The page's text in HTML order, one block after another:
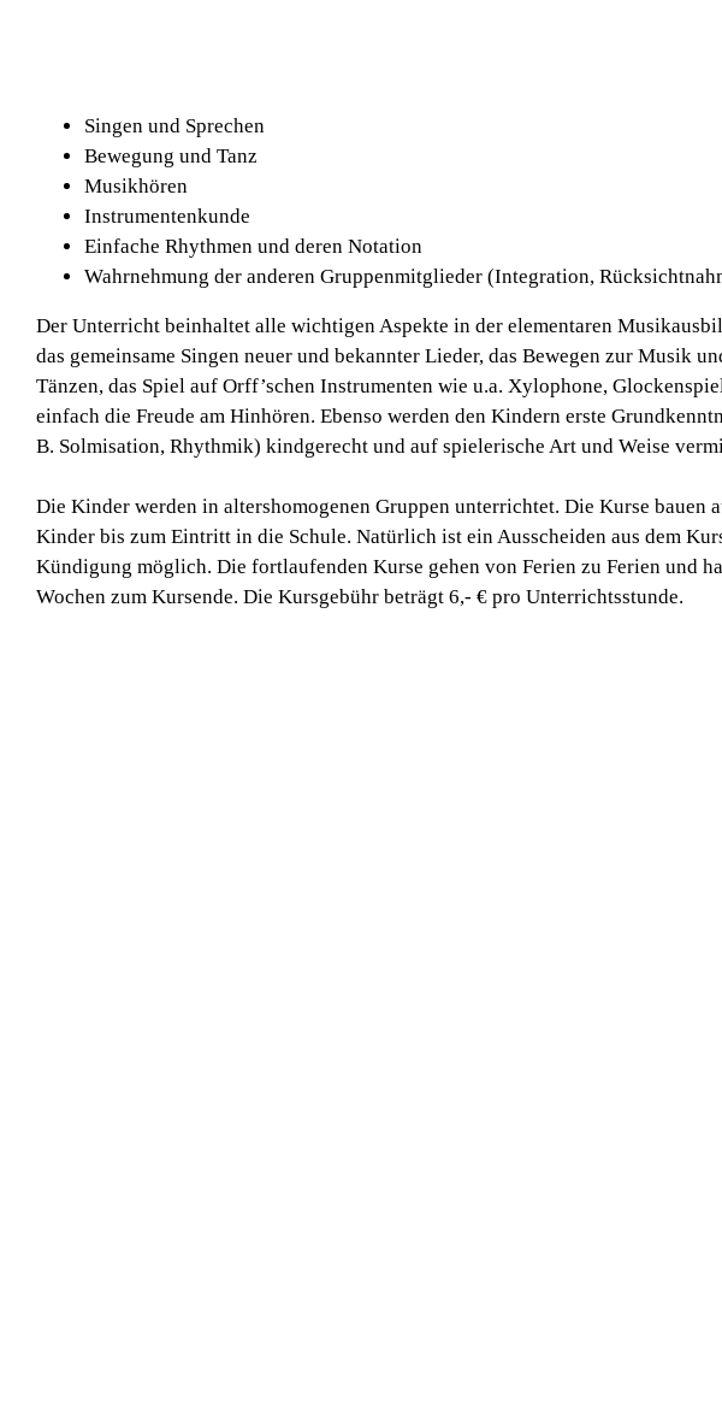
Singen und Sprechen
Bewegung und Tanz
Musikhören
Instrumentenkunde
Einfache Rhythmen und deren Notation
Wahrnehmung der anderen Gruppenmitglieder (Integration,
Der Unterricht beinhaltet alle wichtigen Aspekte in der elementaren
das gemeinsame Singen neuer und bekannter Lieder, das Bewegen zur Musik
Tänzen, das Spiel auf Orff’schen Instrumenten wie u.a. Xylophone,
einfach die Freude am Hinhören. Ebenso werden den Kindern erste
B. Solmisation, Rhythmik) kindgerecht und auf spielerische Art und Weise
Die Kinder werden in altershomogenen Gruppen unterrichtet. Die Kurse bauen
Kinder bis zum Eintritt in die Schule. Natürlich ist ein Ausscheiden aus dem
Kündigung möglich. Die fortlaufenden Kurse gehen von Ferien zu Ferien und
Wochen zum Kursende. Die Kursgebühr beträgt 6,- € pro Unterrichtsstunde.